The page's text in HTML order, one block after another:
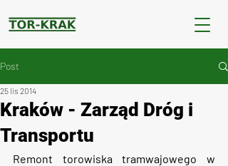
Post
Kraków - Zarząd Dróg i
Transportu
25 lis 2014
Remont torowiska tramwajowego w